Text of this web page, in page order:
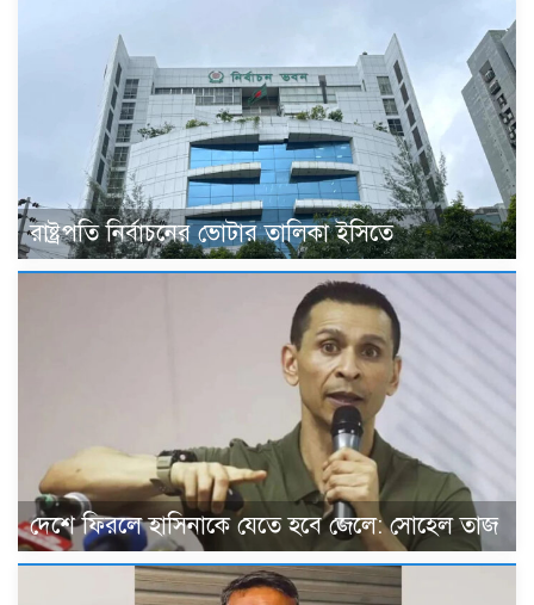
রাষ্ট্রপতি নির্বাচনের ভোটার তালিকা ইসিতে
দেশে ফিরলে হাসিনাকে যেতে হবে জেলে: সোহেল তাজ